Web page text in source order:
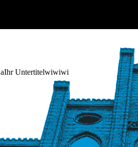
aIhr Untertitelwiwiwi